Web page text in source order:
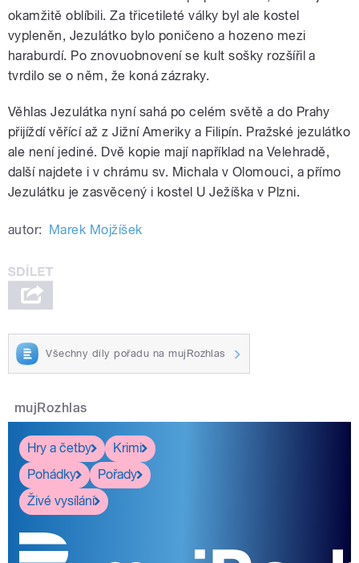
okamžitě oblíbili. Za třicetileté války byl ale kostel
vypleněn, Jezulátko bylo poničeno a hozeno mezi
haraburdí. Po znovuobnovení se kult sošky rozšířil a
tvrdilo se o něm, že koná zázraky.
Věhlas Jezulátka nyní sahá po celém světě a do Prahy
přijíždí věřící až z Jižní Ameriky a Filipín. Pražské jezulátko
ale není jediné. Dvě kopie mají například na Velehradě,
další najdete i v chrámu sv. Michala v Olomouci, a přímo
Jezulátku je zasvěcený i kostel U Ježíška v Plzni.
autor: Marek Mojžíšek
Všechny díly pořadu na mujRozhlas
mujRozhlas
Hry a četby
Krimi
Pohádky
Pořady
Živé vysílání